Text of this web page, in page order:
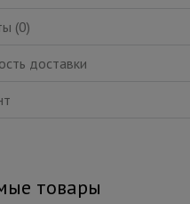
(0)
доставки
товары